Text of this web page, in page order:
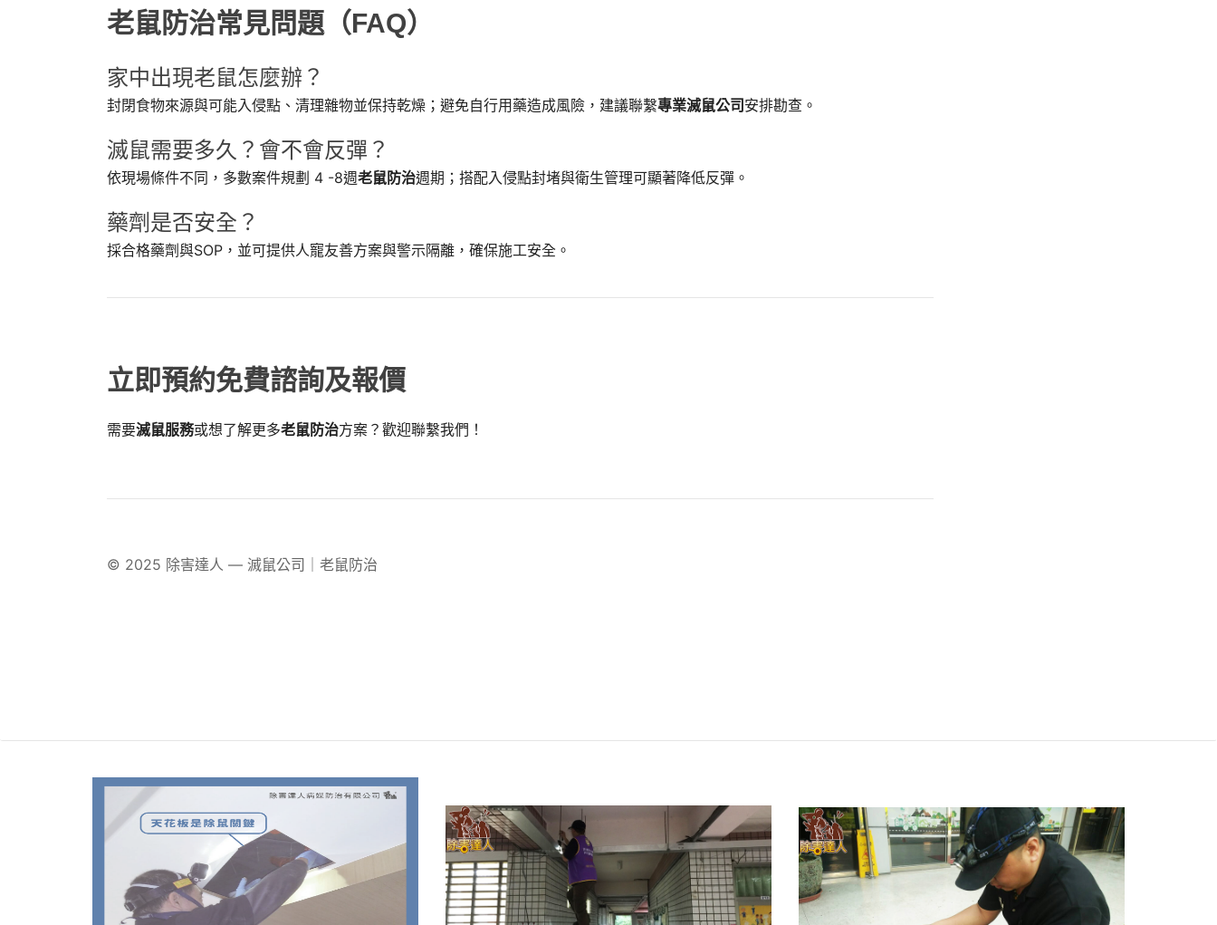
老鼠防治常見問題（FAQ）
家中出現老鼠怎麼辦？
封閉食物來源與可能入侵點、清理雜物並保持乾燥；避免自行用藥造成風險，建議聯繫專業滅鼠公司 安排勘查。
滅鼠需要多久？會不會反彈？
依現場條件不同，多數案件規劃 4 -8週老鼠防治週期；搭配入侵點封堵與衛生管理可顯著降低反彈。
藥劑是否安全？
採合格藥劑與SOP，並可提供人寵友善方案與警示隔離，確保施工安全。
立即預約免費諮詢及報價
需要滅鼠服務或想了解更多老鼠防治方案？歡迎聯繫我們！
© 2025 除害達人 — 滅鼠公司｜老鼠防治